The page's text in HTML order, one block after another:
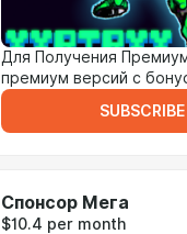
Для Получения
премиум версий с
SUBSCRIBE
Спонсор Мега
$10.4 per month